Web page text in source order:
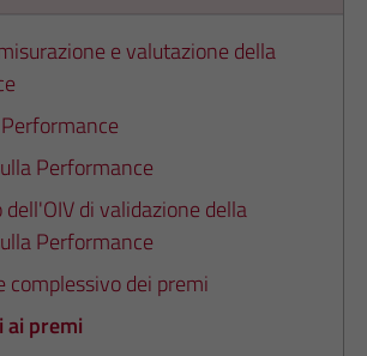
e valutazione della
Performance
di validazione della
Performance
dei premi
ai premi